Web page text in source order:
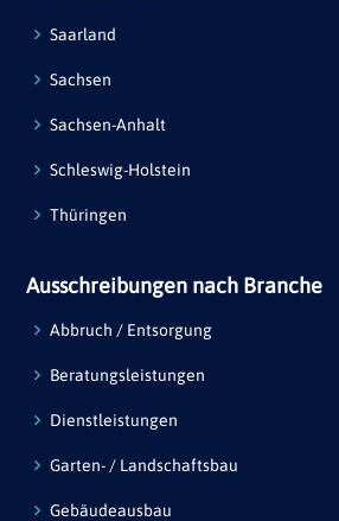
Saarland
Sachsen
Sachsen-Anhalt
Schleswig-Holstein
Thüringen
Ausschreibungen nach Branche
Abbruch / Entsorgung
Beratungsleistungen
Dienstleistungen
Garten- / Landschaftsbau
Gebäudeausbau